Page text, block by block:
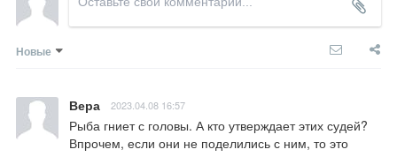
Новые
Вера 2023.04.08 16:57
Рыба гниет с головы. А кто утверждает этих судей?
Впрочем, если они не поделились с ним, то это